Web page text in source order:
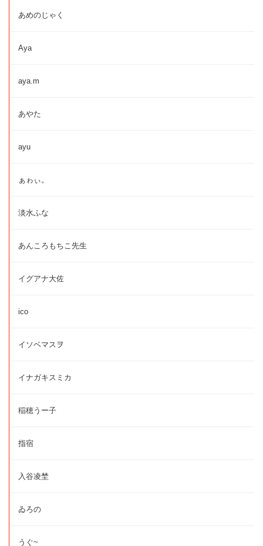
あめのじゃく
Aya
aya.m
あやた
ayu
ぁゎぃ。
淡水ふな
あんころもちこ先生
イグアナ大佐
ico
イソベマスヲ
イナガキスミカ
稲穂うー子
指宿
入谷凌埜
ゐろの
うぐ~